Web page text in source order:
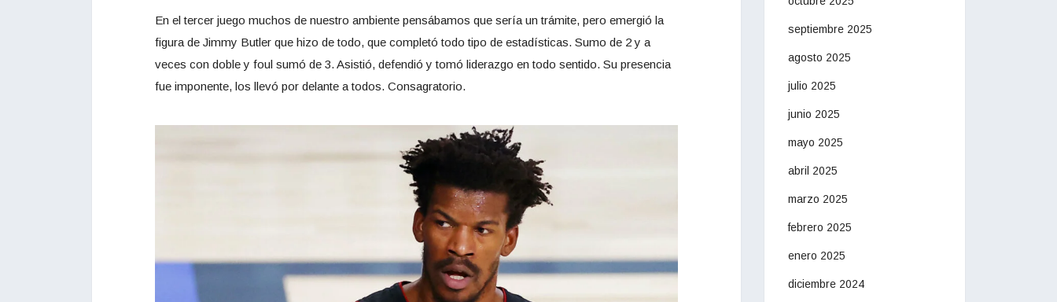
En el tercer juego muchos de nuestro ambiente pensábamos que sería un trámite, pero emergió la
figura de Jimmy Butler que hizo de todo, que completó todo tipo de estadísticas. Sumo de 2 y a
veces con doble y foul sumó de 3. Asistió, defendió y tomó liderazgo en todo sentido. Su presencia
fue imponente, los llevó por delante a todos. Consagratorio.
septiembre 2025
agosto 2025
julio 2025
junio 2025
mayo 2025
abril 2025
marzo 2025
febrero 2025
enero 2025
diciembre 2024